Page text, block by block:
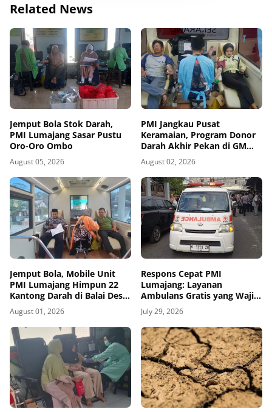
Related News
Jemput Bola Stok Darah,
PMI Lumajang Sasar Pustu
Oro-Oro Ombo
August 05, 2026
PMI Jangkau Pusat
Keramaian, Program Donor
Darah Akhir Pekan di GM
Plaza Lumajang Disambut
Antusias
August 02, 2026
Jemput Bola, Mobile Unit
PMI Lumajang Himpun 22
Kantong Darah di Balai Desa
Jatirejo Kunir
August 01, 2026
Respons Cepat PMI
Lumajang: Layanan
Ambulans Gratis yang Wajib
Diketahui Warga
July 29, 2026